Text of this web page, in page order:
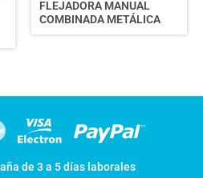
FLEJADORA MANUAL
COMBINADA METÁLICA
de 3 a 5 días laborales